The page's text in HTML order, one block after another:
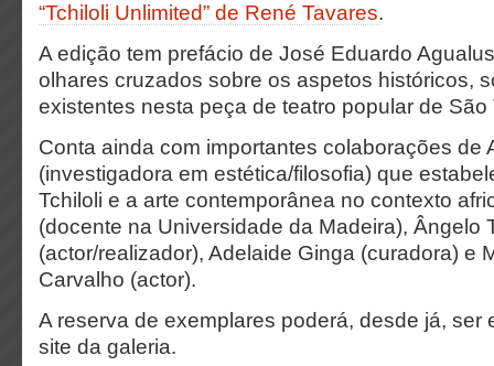
“Tchiloli Unlimited” de René Tavares.
A edição tem prefácio de José Eduardo
olhares cruzados sobre os aspetos históricos,
existentes nesta peça de teatro popular de São
Conta ainda com importantes colaborações de
(investigadora em estética/filosofia) que
Tchiloli e a arte contemporânea no contexto
(docente na Universidade da Madeira), Ângelo
(actor/realizador), Adelaide Ginga (curadora) e
Carvalho (actor).
A reserva de exemplares poderá, desde já, ser
site da galeria.